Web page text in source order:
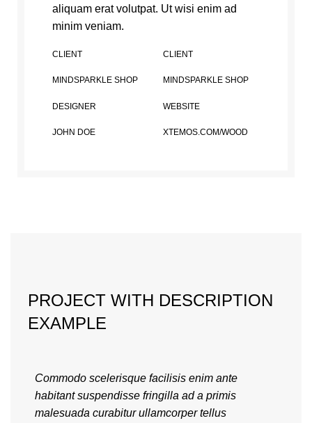
aliquam erat volutpat. Ut wisi enim ad
minim veniam.
CLIENT
MINDSPARKLE SHOP
CLIENT
MINDSPARKLE SHOP
DESIGNER
JOHN DOE
WEBSITE
XTEMOS.COM/WOOD
PROJECT WITH DESCRIPTION
EXAMPLE
Commodo scelerisque facilisis enim ante
habitant suspendisse fringilla ad a primis
malesuada curabitur ullamcorper tellus